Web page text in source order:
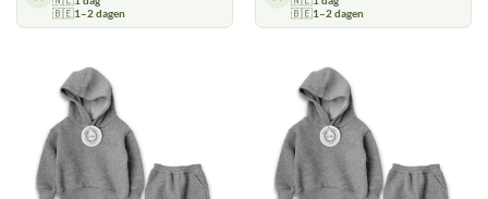
🇧🇪1–2 dagen
🇧🇪1–2 dagen